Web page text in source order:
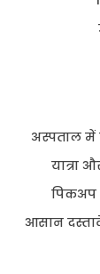
अस्पताल में
यात्रा
पिकअप
आसान